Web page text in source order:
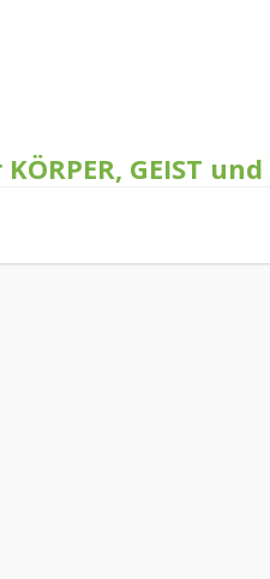
GEIST und